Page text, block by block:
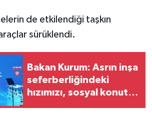
de etkilendiği taşkın
sürüklendi.
Bakan Kurum: Asrın inşa
seferberliğindeki
hızımızı, sosyal konut